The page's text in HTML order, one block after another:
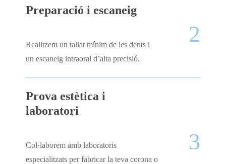
Preparació i escaneig
Realitzem un tallat mínim de les dents i
un escaneig intraoral d’alta precisió.
2
Prova estètica i
laboratori
Col·laborem amb laboratoris
especialitzats per fabricar la teva corona o
3